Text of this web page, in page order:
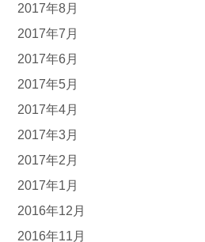
2017年8月
2017年7月
2017年6月
2017年5月
2017年4月
2017年3月
2017年2月
2017年1月
2016年12月
2016年11月